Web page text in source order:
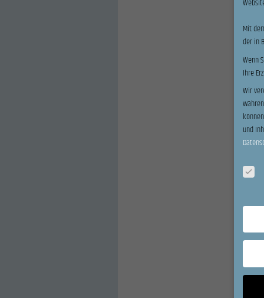
Mit
der in
Wenn
Ihre
Wir
und